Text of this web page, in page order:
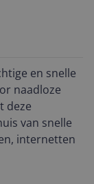
en snelle
naadloze
deze
van snelle
internetten